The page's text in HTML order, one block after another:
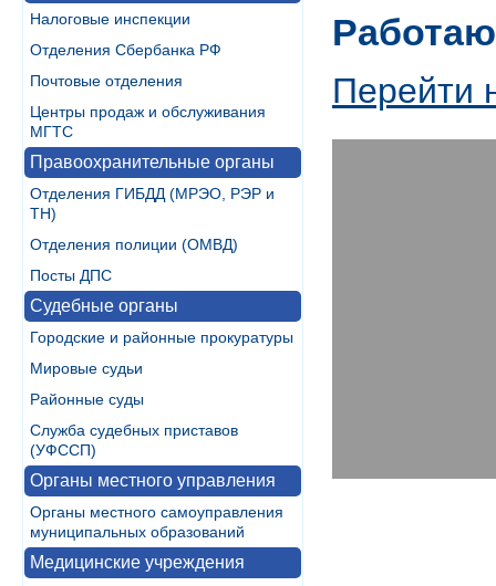
Налоговые инспекции
Отделения Сбербанка РФ
Почтовые отделения
Центры продаж и обслуживания
МГТС
Правоохранительные органы
Отделения ГИБДД (МРЭО, РЭР и
ТН)
Отделения полиции (ОМВД)
Посты ДПС
Судебные органы
Городские и районные прокуратуры
Мировые судьи
Районные суды
Служба судебных приставов
(УФССП)
Органы местного управления
Органы местного самоуправления
муниципальных образований
Медицинские учреждения
Перейти